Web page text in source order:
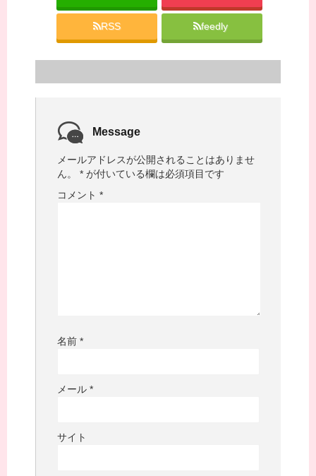
RSS feedly
Message
メールアドレスが公開されることはありませ
ん。
* が付いている欄は必須項目です
コメント *
名前 *
メール *
サイト